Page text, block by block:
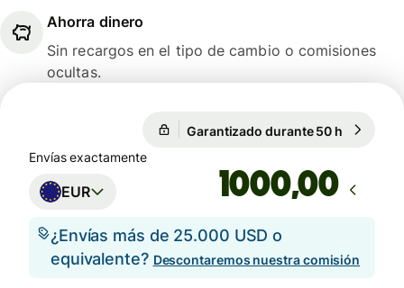
Ahorra dinero
Sin recargos en el tipo de cambio o comisiones
ocultas.
Garantizado durante 50 h
Envías exactamente
EUR ,00
¿Envías más de 25.000 USD o
equivalente? Descontaremos nuestra comisión